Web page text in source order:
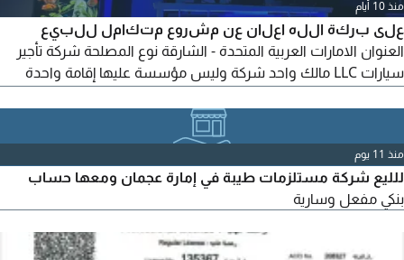
منذ 10 أيام
على بركة الله اعلان عن مشروع متكامل للبيع
العنوان الامارات العربية المتحدة - الشارقة نوع المصلحة شركة تأجير
سيارات LLC مالك واحد شركة وليس مؤسسة عليها إقامة واحدة
من 23 سيارة للتفاصيل أكثر على الواتساب مع المالك حصرا مصطفى
منذ 11 يوم
للليع شركة مستلزمات طيبة في إمارة عجمان ومعها حساب
بنكي مفعل وسارية